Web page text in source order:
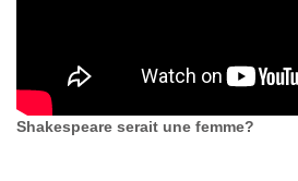
Shakespeare serait une femme?